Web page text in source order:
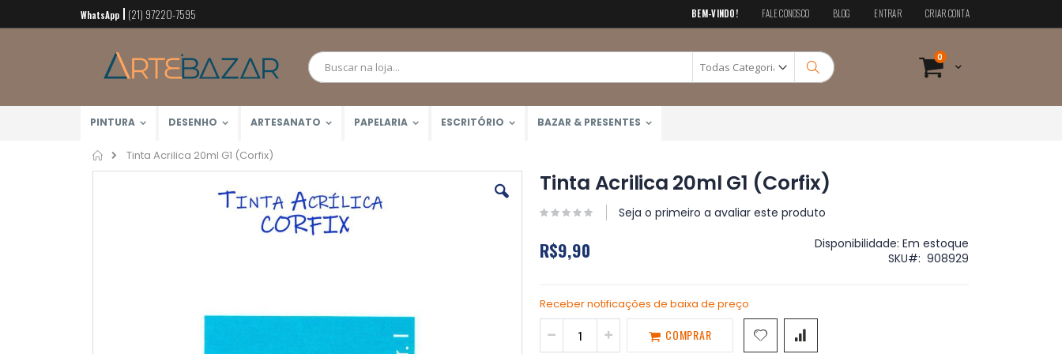
Pular
para
conteúdo
BEM-VINDO! FALE CONOSCO BLOG ENTRAR CRIAR CONTA
Cart
0 itens
Pesquisa
WhatsApp (21) 97220-7595
PINTURA DESENHO ARTESANATO PAPELARIA ESCRITÓRIO BAZAR & PRESENTES
Home
Tinta Acrilica 20ml G1 (Corfix)
Pular
Tinta Acrilica 20ml G1 (Corfix)
Seja o primeiro a avaliar este produto
R$9,90 Disponibilidade: Em estoque
SKU
908929
Receber notificações de baixa de preço
COMPRAR